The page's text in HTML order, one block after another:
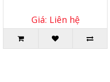
Giá: Liên hệ